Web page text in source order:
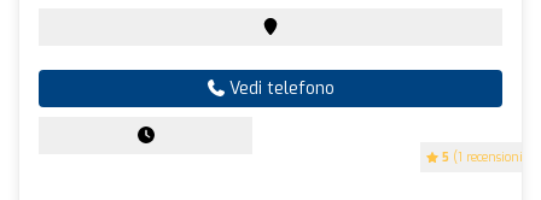
5 (1 recensioni)
Vedi telefono